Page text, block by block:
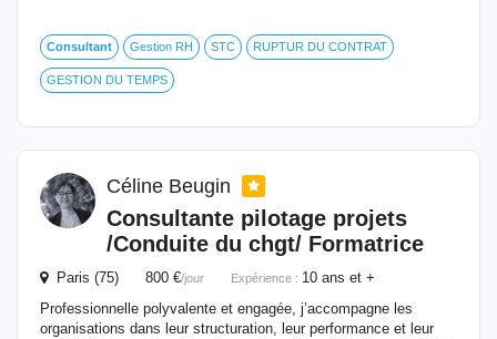
Consultant Gestion RH STC RUPTUR DU CONTRAT
GESTION DU TEMPS
Céline Beugin
Consultante pilotage projets
/Conduite du chgt/ Formatrice
Paris (75) 800 €/jour Expérience : 10 ans et +
Professionnelle polyvalente et engagée, j’accompagne les
organisations dans leur structuration, leur performance et leur